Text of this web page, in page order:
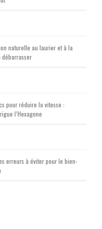
naturelle au laurier et à la
débarrasser
pour réduire la vitesse :
l’Hexagone
erreurs à éviter pour le bien-